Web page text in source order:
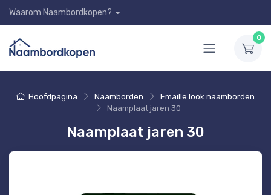
Waarom Naambordkopen?
0
Hoofdpagina Naamborden
Emaille look naamborden
Naamplaat jaren 30
Naamplaat jaren 30